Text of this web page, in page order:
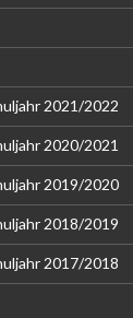
2021/2022
2020/2021
2019/2020
2018/2019
2017/2018